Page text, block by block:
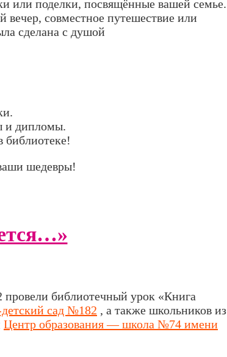
или поделки, посвящённые вашей семье.
совместное путешествие или
сделана с душой
и дипломы.
шедевры!
библиотечный урок «Книга
сад №182 , а также школьников из
Центр образования — школа №74 имени